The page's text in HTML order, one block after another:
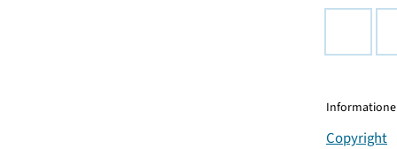
Copyright